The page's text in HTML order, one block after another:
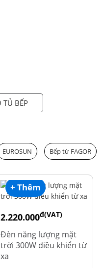
BẾP
EUROSUN Bếp từ FAGOR
+ Thêm
2.220.000đ(VAT)
2.390.000
Đèn năng lượng mặt
trời 300W điều khiển từ
xa